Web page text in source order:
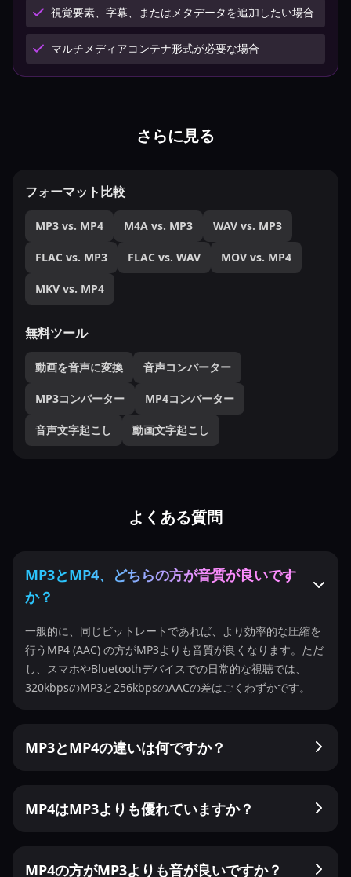
視覚要素、字幕、またはメタデータを追加したい場合
マルチメディアコンテナ形式が必要な場合
さらに見る
フォーマット比較
MP3 vs. MP4 M4A vs. MP3 WAV vs. MP3
FLAC vs. MP3 FLAC vs. WAV MOV vs. MP4
MKV vs. MP4
無料ツール
動画を音声に変換 音声コンバーター
MP3コンバーター MP4コンバーター
音声文字起こし 動画文字起こし
よくある質問
MP3とMP4、どちらの方が音質が良いです
か？
一般的に、同じビットレートであれば、より効率的な圧縮を
行うMP4 (AAC) の方がMP3よりも音質が良くなります。ただ
し、スマホやBluetoothデバイスでの日常的な視聴では、
320kbpsのMP3と256kbpsのAACの差はごくわずかです。
MP3とMP4の違いは何ですか？
MP4はMP3よりも優れていますか？
MP4の方がMP3よりも音が良いですか？